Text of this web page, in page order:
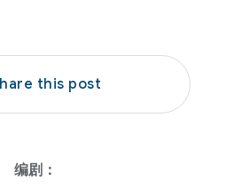
this post
编剧：